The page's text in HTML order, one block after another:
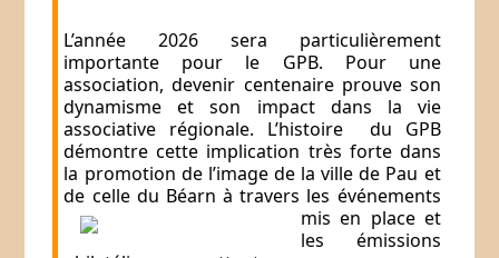
L’année 2026 sera particulièrement
importante pour le GPB. Pour une
association, devenir centenaire prouve son
dynamisme et son impact dans la vie
associative régionale. L’histoire du GPB
démontre cette implication très forte dans
la promotion de l’image de la ville de Pau et
de celle du Béarn à travers les événements
mis en place et
les émissions